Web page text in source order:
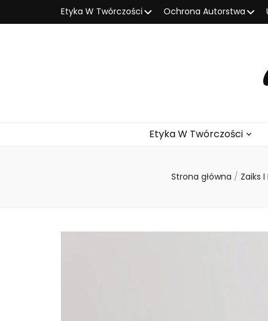
Etyka W Twórczości Ochrona Autorstwa
Etyka W Twórczości
Strona główna / Zaiks